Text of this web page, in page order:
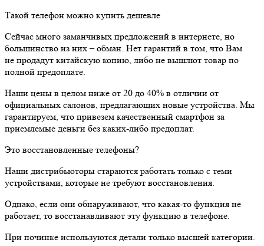
Такой телефон можно купить дешевле
Сейчас много заманчивых предложений в интернете, но
большинство из них – обман. Нет гарантий в том, что Вам
не продадут китайскую копию, либо не вышлют товар по
полной предоплате.
Наши цены в целом ниже от 20 до 40% в отличии от
официальных салонов, предлагающих новые устройства. Мы
гарантируем, что привезем качественный смартфон за
приемлемые деньги без каких-либо предоплат.
Это восстановленные телефоны?
Наши дистрибьюторы стараются работать только с теми
устройствами, которые не требуют восстановления.
Однако, если они обнаруживают, что какая-то функция не
работает, то восстанавливают эту функцию в телефоне.
При починке используются детали только высшей категории.